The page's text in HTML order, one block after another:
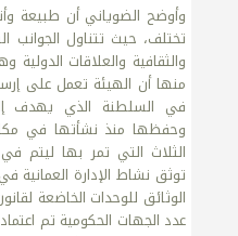
وأوضح الضوياني أن طبيعة
تختلف، حيث تتناول الجوانب
والثقافية والعلاقات
منها أن الهيئة تعمل على
في السلطنة الذي يهدف
وحفظها منذ نشأتها في
الثلاث التي تمر بها ليتم
توثق نشاط الإدارة العمانية
الوثائق للوحدات الخاضعة